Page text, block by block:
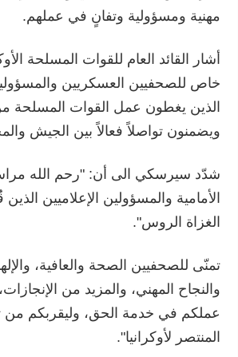
مهنية ومسؤولية وتفانٍ في عملهم.
أشار القائد العام للقوات المسلحة
خاص للصحفيين العسكريين
الذين يغطون عمل القوات المسلحة
ويضمنون تواصلاً فعالاً بين الجيش
شدّد سيرسكي الى أن: "رحم الله
الأمامية والمسؤولين الإعلاميين الذين
الغزاة الروس".
تمنّى للصحفيين الصحة والعافية،
والنجاح المهني، والمزيد من
عملكم في خدمة الحق، وليقربكم من
المنتصر لأوكرانيا".